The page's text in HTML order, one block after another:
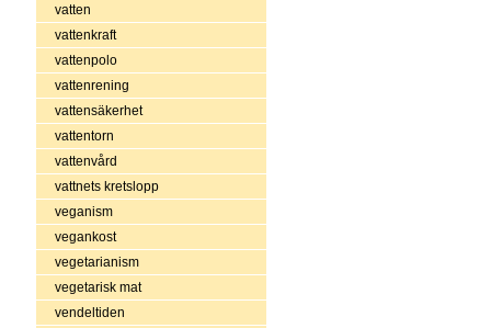
vatten
vattenkraft
vattenpolo
vattenrening
vattensäkerhet
vattentorn
vattenvård
vattnets kretslopp
veganism
vegankost
vegetarianism
vegetarisk mat
vendeltiden